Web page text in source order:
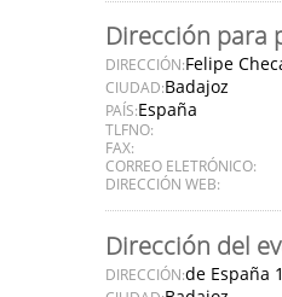
Dirección para
DIRECCIÓN:Felipe
CIUDAD:Badajoz
PAÍS:España
TLFNO:
FAX:
CORREO ELETRÓNICO:
DIRECCIÓN WEB:
Dirección del
DIRECCIÓN:de España 1